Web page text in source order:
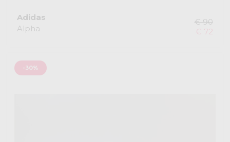
Adidas
Alpha
€ 90
€ 72
-30%